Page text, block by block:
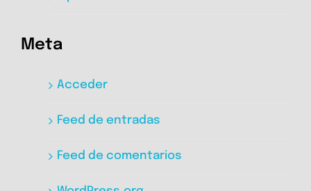
Meta
Acceder
Feed de entradas
Feed de comentarios